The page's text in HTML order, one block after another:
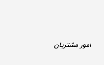
امور مشتریان